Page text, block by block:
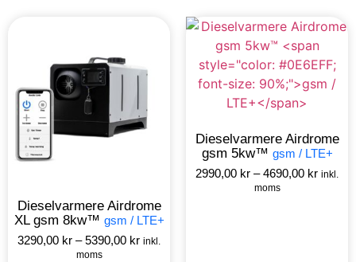
Dieselvarmere Airdrome
XL gsm 8kw™ gsm / LTE+
3290,00 kr –5390,00 kr inkl.
moms
Dieselvarmere Airdrome
gsm 5kw™ gsm / LTE+
2990,00 kr –4690,00 kr inkl.
moms